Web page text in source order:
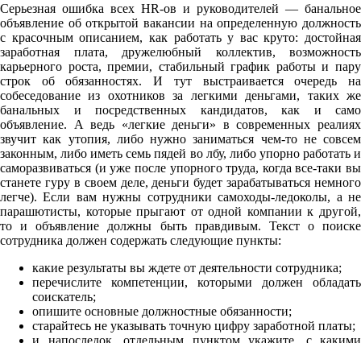
Серьезная ошибка всех HR-ов и руководителей — банальное
объявление об открытой вакансии на определенную должность
с красочным описанием, как работать у вас круто: достойная
заработная плата, дружелюбный коллектив, возможность
карьерного роста, премии, стабильный график работы и пару
строк об обязанностях. И тут выстраивается очередь на
собеседование из охотников за легкими деньгами, таких же
банальных и посредственных кандидатов, как и само
объявление. А ведь «легкие деньги» в современных реалиях
звучит как утопия, либо нужно заниматься чем-то не совсем
законным, либо иметь семь пядей во лбу, либо упорно работать и
саморазвиваться (и уже после упорного труда, когда все-таки вы
станете гуру в своем деле, деньги будет зарабатываться немного
легче). Если вам нужны сотрудники самоходы-ледоколы, а не
парашютисты, которые прыгают от одной компании к другой,
то и объявление должны быть правдивым. Текст о поиске
сотрудника должен содержать следующие пункты:
какие результаты вы ждете от деятельности сотрудника;
перечислите компетенции, которыми должен обладать
соискатель;
опишите основные должностные обязанности;
старайтесь не указывать точную цифру заработной платы;
и напоследок, отдельным пунктом укажите, с какими